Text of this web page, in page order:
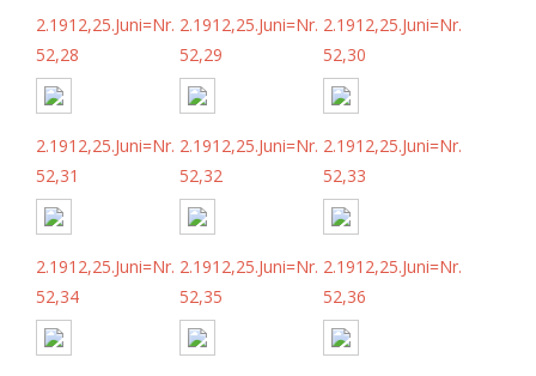
2.1912,25.Juni=Nr.
52,28
2.1912,25.Juni=Nr.
52,29
2.1912,25.Juni=Nr.
52,30
2.1912,25.Juni=Nr.
52,31
2.1912,25.Juni=Nr.
52,32
2.1912,25.Juni=Nr.
52,33
2.1912,25.Juni=Nr.
52,34
2.1912,25.Juni=Nr.
52,35
2.1912,25.Juni=Nr.
52,36